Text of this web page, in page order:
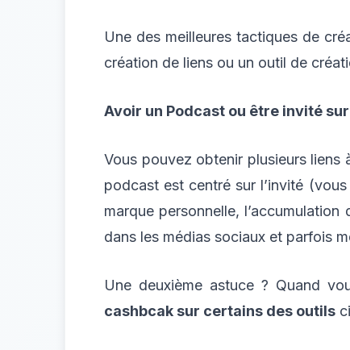
Une des meilleures tactiques de
création de liens ou un outil de
Avoir un Podcast ou être invité
Vous pouvez obtenir plusieurs liens
podcast est centré sur l’invité
marque personnelle, l’accumulation
dans les médias sociaux et parfois
Une deuxième astuce ? Quand
cashbcak sur certains des outils